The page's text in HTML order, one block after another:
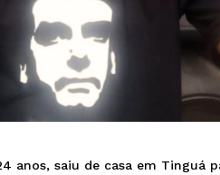
anos, saiu de casa em Tinguá